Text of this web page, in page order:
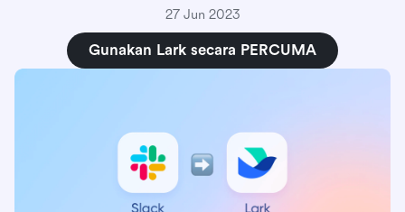
27 Jun 2023
Gunakan Lark secara PERCUMA